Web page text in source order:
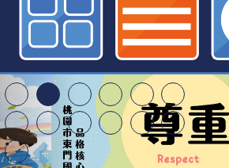
相關辦法，請踴躍推
小全球資訊網
特殊教育學